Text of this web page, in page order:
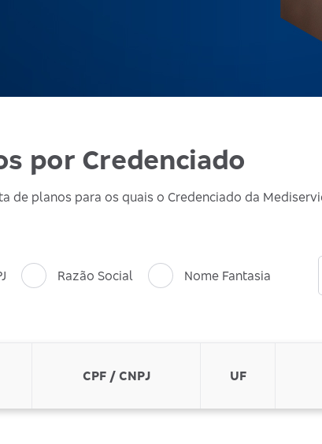
por Credenciado
de planos para os quais o Credenciado da
Razão Social Nome Fantasia
CPF / CNPJ UF